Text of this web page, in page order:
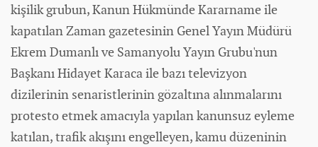
kişilik grubun, Kanun Hükmünde Kararname ile
kapatılan Zaman gazetesinin Genel Yayın Müdürü
Ekrem Dumanlı ve Samanyolu Yayın Grubu'nun
Başkanı Hidayet Karaca ile bazı televizyon
dizilerinin senaristlerinin gözaltına alınmalarını
protesto etmek amacıyla yapılan kanunsuz eyleme
katılan, trafik akışını engelleyen, kamu düzeninin